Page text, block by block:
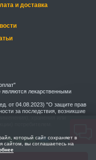
и доставка
являются лекарственными
от 04.08.2023) "О защите прав
за последствия, возникшие
потребителем.
который сайт сохраняет в
сайтом, вы соглашаетесь на